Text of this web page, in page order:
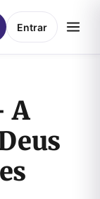
Entrar
A